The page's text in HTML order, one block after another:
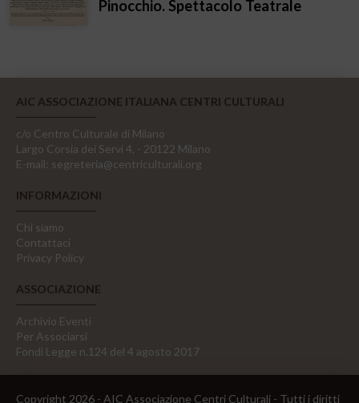
Pinocchio. Spettacolo Teatrale
AIC ASSOCIAZIONE ITALIANA CENTRI CULTURALI
c/o Centro Culturale di Milano
Largo Corsia dei Servi 4, - 20122 Milano
E-mail: segreteria@centriculturali.org
INFORMAZIONI
Chi siamo
Contattaci
Privacy Policy
ASSOCIAZIONE
Archivio Eventi
Per Associarsi
Fondi Legge n.124 del 4 agosto 2017
Copyright 2026 - AIC Associazione Centri Culturali - Tutti i diritti